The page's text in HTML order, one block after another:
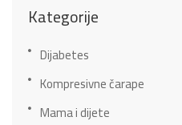
Kategorije
Dijabetes
Kompresivne čarape
Mama i dijete